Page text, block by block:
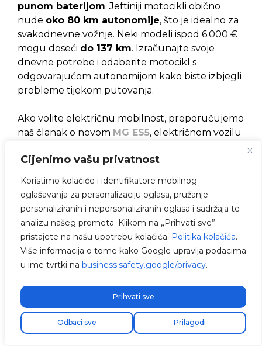
Cijenimo vašu privatnost
Koristimo kolačiće i identifikatore mobilnog
oglašavanja za personalizaciju oglasa, pružanje
personaliziranih i nepersonaliziranih oglasa i sadržaja te
analizu našeg prometa. Klikom na „Prihvati sve”
pristajete na našu upotrebu kolačića. Politika kolačića.
Više informacija o tome kako Google upravlja podacima
u ime tvrtki na business.safety.google/privacy.
Prilagodi
Odbaci sve
Prihvati sve
punom baterijom. Jeftiniji motocikli obično
nude oko 80 km autonomije, što je idealno za
svakodnevne vožnje. Neki modeli ispod 6.000 €
mogu doseći do 137 km. Izračunajte svoje
dnevne potrebe i odaberite motocikl s
odgovarajućom autonomijom kako biste izbjegli
probleme tijekom putovanja.
Ako volite električnu mobilnost, preporučujemo
naš članak o novom MG ES5, električnom vozilu
Koju brzinu može postići
električni skuter?
Maksimalna brzina trebala bi odgovarati vrsti
korištenja koju planirate za motocikl. Zaurbanu
upotrebu, brzine od50-70 km/h obično su
dovoljne. Zaceste i duža putovanja, razmotrite
maksimalne brzine između različitih modela
kako biste pronašli najprikladniji prema svojim
potrebama i uvjetima prometa.